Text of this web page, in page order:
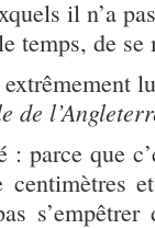
il n’a
temps, de se
de
: parce que